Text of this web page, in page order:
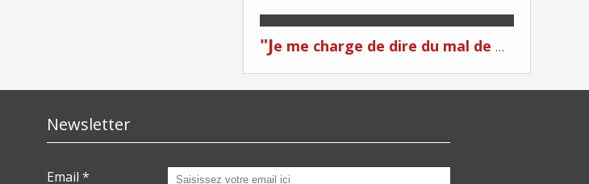
"Je me charge de dire du mal de moi... Quand on me critique... C'est du plagiat ! "
Newsletter
Email